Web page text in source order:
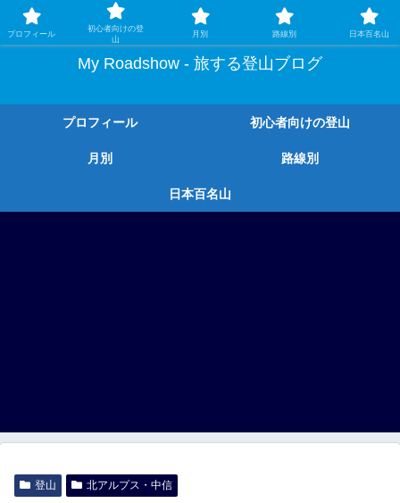
ガチ登山ではなく、グルメや温泉、観光もする旅する登山
My Roadshow - 旅する登山ブログ
プロフィール 初心者向けの登山
月別 路線別
日本百名山
登山 北アルプス・中信
プロフィール
初心者向けの登
山
月別 路線別 日本百名山